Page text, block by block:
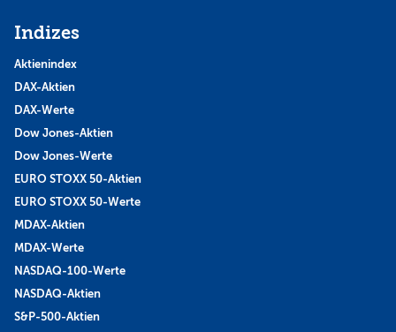
Indizes
Aktienindex
DAX-Aktien
DAX-Werte
Dow Jones-Aktien
Dow Jones-Werte
EURO STOXX 50-Aktien
EURO STOXX 50-Werte
MDAX-Aktien
MDAX-Werte
NASDAQ-100-Werte
NASDAQ-Aktien
S&P-500-Aktien